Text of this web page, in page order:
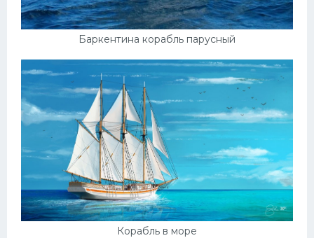
Баркентина корабль парусный
Корабль в море